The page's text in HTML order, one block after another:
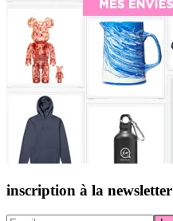
inscription à la newsletter